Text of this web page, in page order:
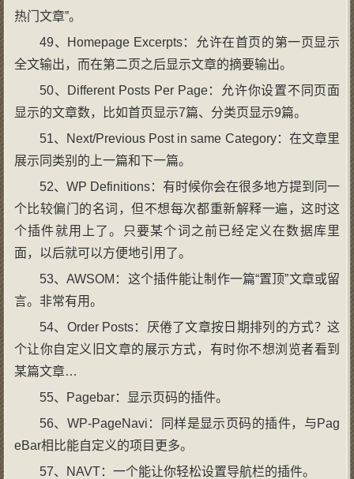
热门文章”。
49、Homepage Excerpts：允许在首页的第一页显示
全文输出，而在第二页之后显示文章的摘要输出。
50、Different Posts Per Page：允许你设置不同页面
显示的文章数，比如首页显示7篇、分类页显示9篇。
51、Next/Previous Post in same Category：在文章里
展示同类别的上一篇和下一篇。
52、WP Definitions：有时候你会在很多地方提到同一
个比较偏门的名词，但不想每次都重新解释一遍，这时这
个插件就用上了。只要某个词之前已经定义在数据库里
面，以后就可以方便地引用了。
53、AWSOM：这个插件能让制作一篇“置顶”文章或留
言。非常有用。
54、Order Posts：厌倦了文章按日期排列的方式？这
个让你自定义旧文章的展示方式，有时你不想浏览者看到
某篇文章…
55、Pagebar：显示页码的插件。
56、WP-PageNavi：同样是显示页码的插件，与Pag
eBar相比能自定义的项目更多。
57、NAVT：一个能让你轻松设置导航栏的插件。